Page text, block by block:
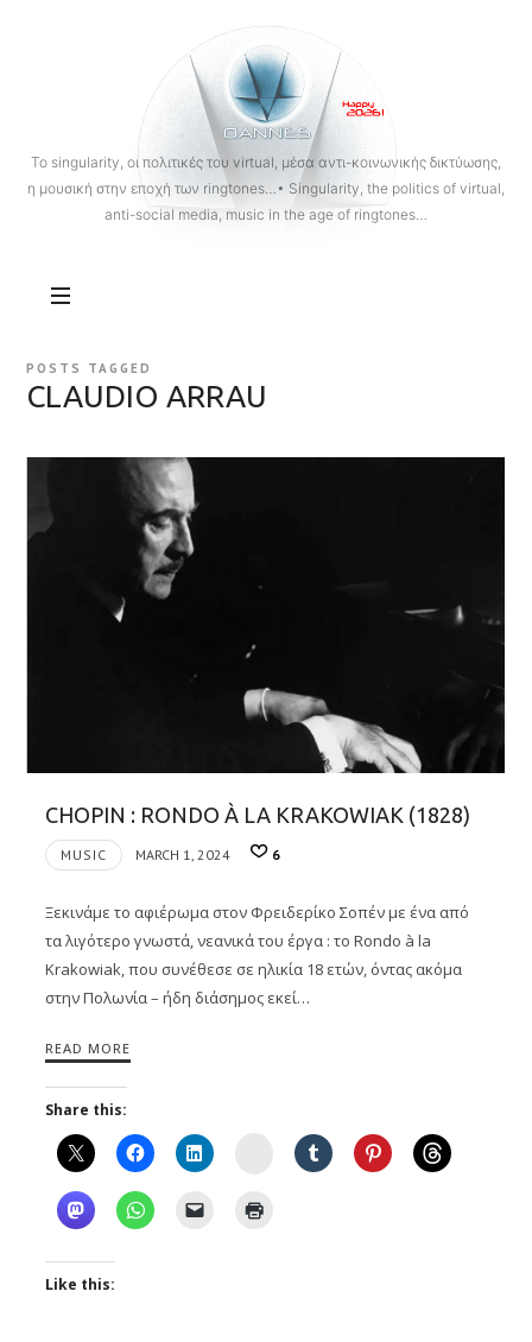
OANNES
To singularity, οι πολιτικές του virtual, μέσα αντι-κοινωνικής δικτύωσης,
η μουσική στην εποχή των ringtones…• Singularity, the politics of virtual,
anti-social media, music in the age of ringtones…
POSTS TAGGED
CLAUDIO ARRAU
CHOPIN : RONDO À LA KRAKOWIAK (1828)
MUSIC MARCH 1, 2024 6
Ξεκινάμε το αφιέρωμα στον Φρειδερίκο Σοπέν με ένα από
τα λιγότερο γνωστά, νεανικά του έργα : το Rondo à la
Krakowiak, που συνέθεσε σε ηλικία 18 ετών, όντας ακόμα
στην Πολωνία – ήδη διάσημος εκεί…
READ MORE
Share this:
Instagram
Like this: